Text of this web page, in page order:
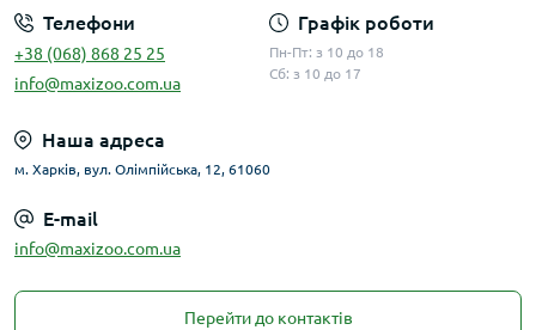
Телефони
+38 (068) 868 25 25
info@maxizoo.com.ua
Графік роботи
Пн-Пт: з 10 до 18
Сб: з 10 до 17
Наша адреса
м. Харків, вул. Олімпійська, 12, 61060
E-mail
info@maxizoo.com.ua
Перейти до контактів